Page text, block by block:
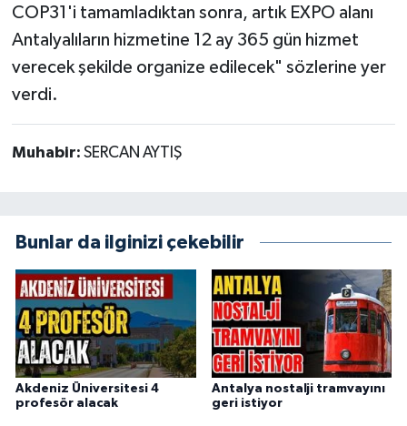
COP31'i tamamladıktan sonra, artık EXPO alanı
Antalyalıların hizmetine 12 ay 365 gün hizmet
verecek şekilde organize edilecek" sözlerine yer
verdi.
Muhabir: SERCAN AYTIŞ
Bunlar da ilginizi çekebilir
Akdeniz Üniversitesi 4
profesör alacak
Antalya nostalji tramvayını
geri istiyor